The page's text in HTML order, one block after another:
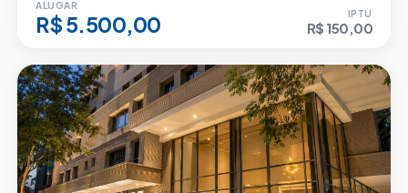
ALUGAR
R$ 5.500,00 IPTU
R$ 150,00